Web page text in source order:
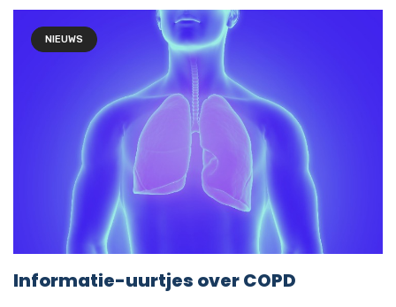
NIEUWS
Informatie-uurtjes over COPD